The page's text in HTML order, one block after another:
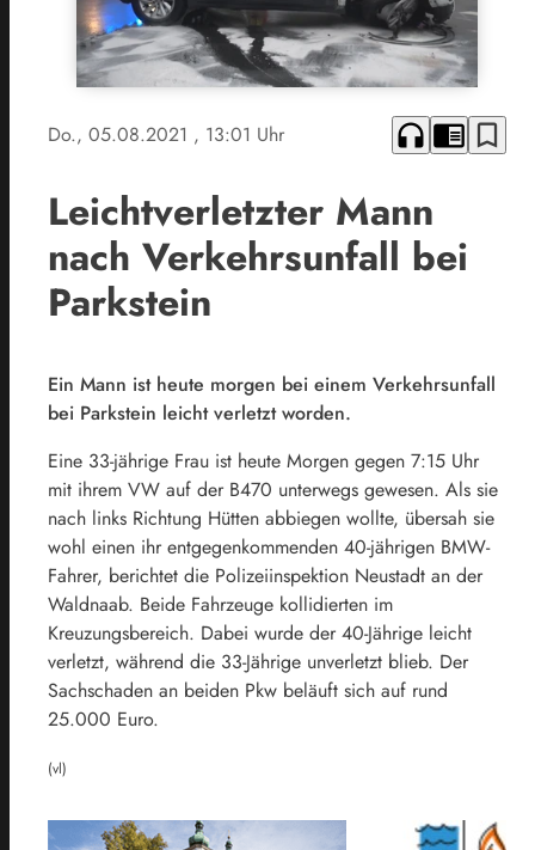
Do., 05.08.2021 , 13:01 Uhr headphones chrome_reader_mode bookmark_border
Leichtverletzter Mann
nach Verkehrsunfall bei
Parkstein
Ein Mann ist heute morgen bei einem Verkehrsunfall
bei Parkstein leicht verletzt worden.
Eine 33-jährige Frau ist heute Morgen gegen 7:15 Uhr
mit ihrem VW auf der B470 unterwegs gewesen. Als sie
nach links Richtung Hütten abbiegen wollte, übersah sie
wohl einen ihr entgegenkommenden 40-jährigen BMW-
Fahrer, berichtet die Polizeiinspektion Neustadt an der
Waldnaab. Beide Fahrzeuge kollidierten im
Kreuzungsbereich. Dabei wurde der 40-Jährige leicht
verletzt, während die 33-Jährige unverletzt blieb. Der
Sachschaden an beiden Pkw beläuft sich auf rund
25.000 Euro.
(vl)